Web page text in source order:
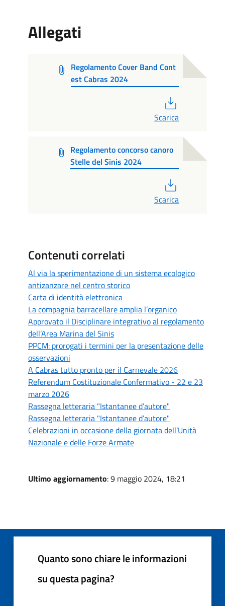
Allegati
Regolamento Cover Band Cont
est Cabras 2024
Scarica
Regolamento concorso canoro
Stelle del Sinis 2024
Scarica
Contenuti correlati
Al via la sperimentazione di un sistema ecologico
antizanzare nel centro storico
Carta di identità elettronica
La compagnia barracellare amplia l’organico
Approvato il Disciplinare integrativo al regolamento
dell’Area Marina del Sinis
PPCM: prorogati i termini per la presentazione delle
osservazioni
A Cabras tutto pronto per il Carnevale 2026
Referendum Costituzionale Confermativo - 22 e 23
marzo 2026
Rassegna letteraria "Istantanee d’autore"
Rassegna letteraria "Istantanee d’autore"
Celebrazioni in occasione della giornata dell’Unità
Nazionale e delle Forze Armate
Ultimo aggiornamento: 9 maggio 2024, 18:21
Quanto sono chiare le informazioni
su questa pagina?